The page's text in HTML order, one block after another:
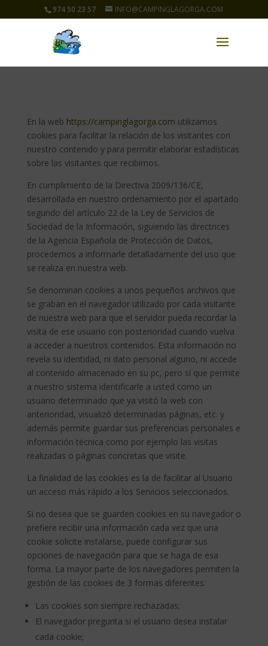
974 50 23 57 INFO@CAMPINGLAGORGA.COM
En la web https://campinglagorga.com utilizamos
cookies para facilitar la relación de los visitantes con
nuestro contenido y para permitir elaborar estadísticas
sobre las visitantes que recibimos.
En cumplimiento de la Directiva 2009/136/CE,
desarrollada en nuestro ordenamiento por el apartado
segundo del artículo 22 de la Ley de Servicios de
Sociedad de la Información, siguiendo las directrices
de la Agencia Española de Protección de Datos,
procedemos a informarle detalladamente del uso que
se realiza en nuestra web.
Se denominan cookies a unos pequeños archivos que
se graban en el navegador utilizado por cada visitante
de nuestra web para que el servidor pueda recordar la
visita de ese usuario con posterioridad cuando vuelva
a acceder a nuestros contenidos. Esta información no
revela su identidad, ni dato personal alguno, ni accede
al contenido almacenado en su pc, pero sí que permite
a nuestro sistema identificarle a usted como un
usuario determinado que ya visitó la web con
anterioridad, visualizó determinadas páginas, etc. y
además permite guardar sus preferencias personales e
información técnica como por ejemplo las visitas
realizadas o páginas concretas que visite.
La finalidad de las cookies es la de facilitar al Usuario
un acceso más rápido a los Servicios seleccionados.
Si no desea que se guarden cookies en su navegador o
prefiere recibir una información cada vez que una
cookie solicite instalarse, puede configurar sus
opciones de navegación para que se haga de esa
forma. La mayor parte de los navegadores permiten la
gestión de las cookies de 3 formas diferentes:
Las cookies son siempre rechazadas;
El navegador pregunta si el usuario desea instalar
cada cookie;